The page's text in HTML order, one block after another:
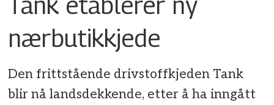
nærbutikkjede
Den frittstående drivstoffkjeden Tank
blir nå landsdekkende, etter å ha inngått